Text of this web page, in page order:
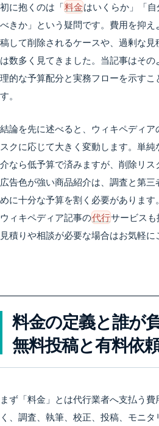
初に抱くのは「料金はいくらか」「
べきか」という疑問です。費用を抑
稿して削除されるケースや、過剰な
は数多く見てきました。当記事はそ
理的な予算配分と実務フローを示すこ
す。
結論を先に述べると、ウィキペディア
スクに応じて大きく変動します。単
介なら低予算で済みますが、削除リ
広告色が強い商品紹介は、調査と第三
めに十分な予算を割く必要がありま
ウィキペディア記事の代行サービスも
見積りや相談が必要な場合はお気軽に
料金の定義と誰が
無料投稿と有料依
まず「料金」とは代行業者へ支払う
く、調査、執筆、校正、投稿、モニ